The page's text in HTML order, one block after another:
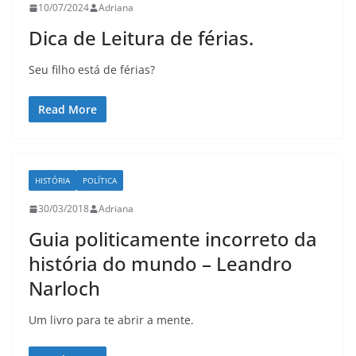
10/07/2024 Adriana
Dica de Leitura de férias.
Seu filho está de férias?
Read More
HISTÓRIA POLÍTICA
30/03/2018 Adriana
Guia politicamente incorreto da
história do mundo – Leandro
Narloch
Um livro para te abrir a mente.